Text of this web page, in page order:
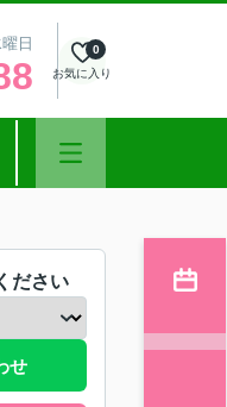
日
お気に入り
0
ださい
せ